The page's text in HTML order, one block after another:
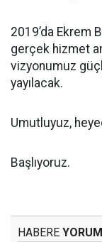
2019’da Ekrem
gerçek hizmet
vizyonumuz
yayılacak.
Umutluyuz,
Başlıyoruz.
HABERE